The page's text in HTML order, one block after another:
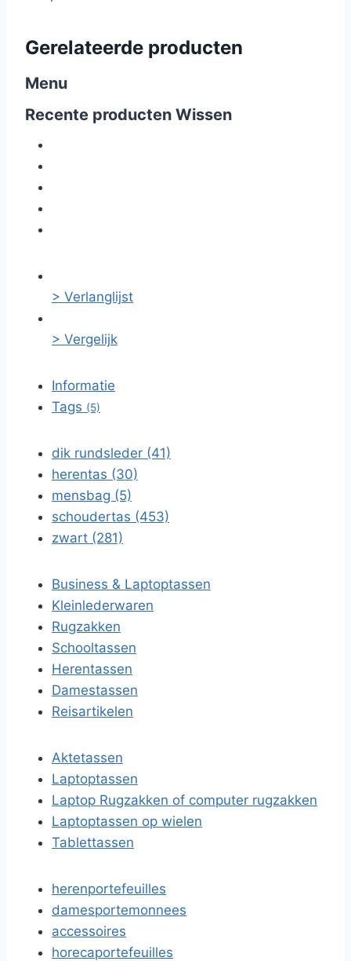
Gerelateerde producten
Menu
Recente producten Wissen
> Verlanglijst
> Vergelijk
Informatie
Tags (5)
dik rundsleder (41)
herentas (30)
mensbag (5)
schoudertas (453)
zwart (281)
Business & Laptoptassen
Kleinlederwaren
Rugzakken
Schooltassen
Herentassen
Damestassen
Reisartikelen
Aktetassen
Laptoptassen
Laptop Rugzakken of computer rugzakken
Laptoptassen op wielen
Tablettassen
herenportefeuilles
damesportemonnees
accessoires
horecaportefeuilles